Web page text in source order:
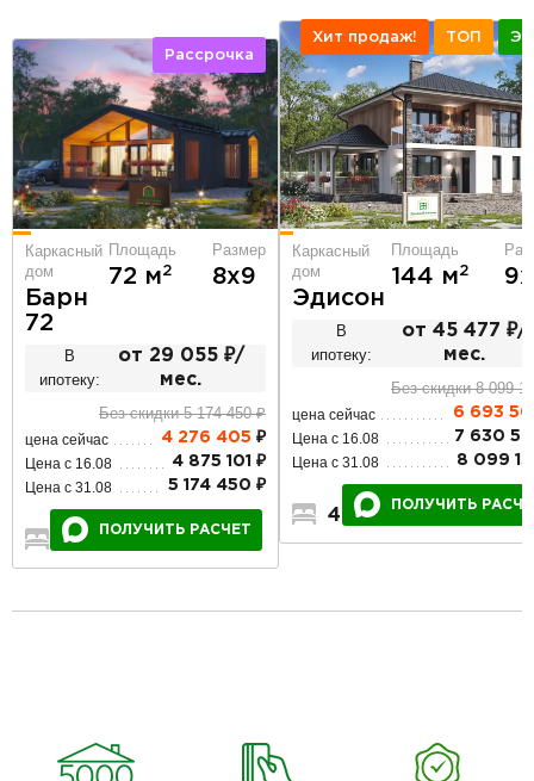
Рассрочка
Каркасный
дом
Барн
72
Площадь
72 м2
Размер
8х9
В
ипотеку:
от 29 055 ₽/
мес.
Без скидки 5 174 450 ₽
цена сейчас 4 276 405 ₽
Цена с 16.08 4 875 101 ₽
Цена с 31.08 5 174 450 ₽
2 1 1
ПОЛУЧИТЬ РАСЧЕТ
Хит продаж! ТОП
Каркасный
дом
Эдисон
Площадь
144 м2
В
ипотеку:
от 45 477 ₽/
мес.
Без скидки 8 099
цена сейчас 6 693
Цена с 16.08 7 630
Цена с 31.08 8 099
4 2 2
ПОЛУЧИТЬ